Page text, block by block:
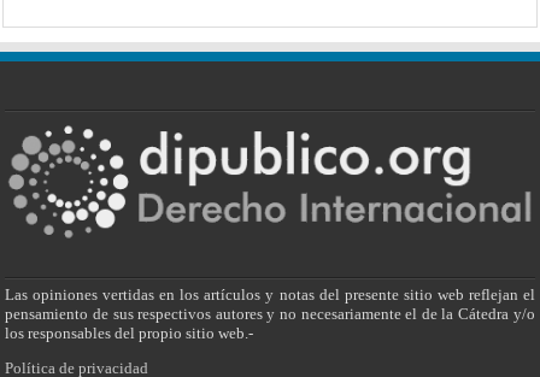
Las opiniones vertidas en los artículos y notas del presente sitio web reflejan el
pensamiento de sus respectivos autores y no necesariamente el de la Cátedra y/o
los responsables del propio sitio web.-
Política de privacidad